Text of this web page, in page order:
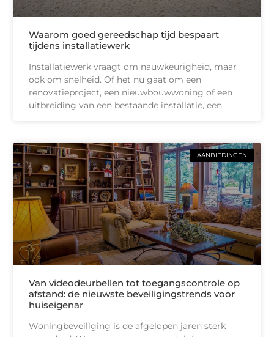
Waarom goed gereedschap tijd bespaart
tijdens installatiewerk
Installatiewerk vraagt om nauwkeurigheid, maar
ook om snelheid. Of het nu gaat om een
renovatieproject, een nieuwbouwwoning of een
uitbreiding van een bestaande installatie, een
AANBIEDINGEN
Van videodeurbellen tot toegangscontrole op
afstand: de nieuwste beveiligingstrends voor
huiseigenar
Woningbeveiliging is de afgelopen jaren sterk